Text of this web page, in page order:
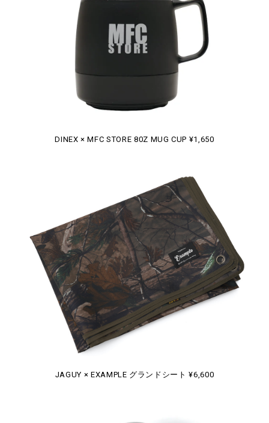
DINEX × MFC STORE 80Z MUG CUP ¥1,650
JAGUY × EXAMPLE グランドシート ¥6,600